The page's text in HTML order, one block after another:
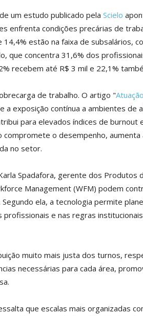
um estudo publicado pela Scielo
enfrenta condições precárias de
estão na faixa de subsalários,
que concentra 31,6% dos
recebem até R$ 3 mil e 22,1%
de trabalho. O artigo "
a exposição contínua a ambientes de
para elevados índices de burnout
o desempenho,
no setor.
Spadafora, gerente dos Produtos
Management (WFM) podem
ela, a tecnologia permite
profissionais e nas regras
muito mais justa dos turnos,
necessárias para cada área,
que escalas mais organizadas